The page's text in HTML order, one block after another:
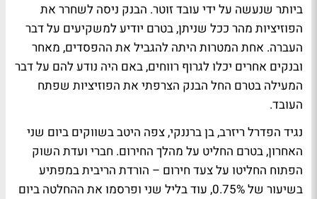
ביותר שנעשה על ידי עובד זוטר. הבנק ניסה לשחרר את
הפוזיציות מהר ככל שניתן, בטרם יודיע למשקיעים על דבר
העברה. אחת המטרות היתה להגביל את ההפסדים, מאחר
ובנקים אחרים יכלו לגרוף רווחים, באם היה נודע להם על דבר
המעילה בטרם החל הבנק הצרפתי את הפוזיציות שפתח
העובד.
נגיד הפדרל ריזרב, בן ברננקי, צפה היטב בשווקים ביום שני
האחרון, בטרם החליט על מהלך החירום. חברי ועדת השוק
הפתוח החליטו על צעד חירום – הורדת הריבית במפתיע
בשיעור של 0.75%, עוד בליל שני ופרסמו את ההחלטה ביום